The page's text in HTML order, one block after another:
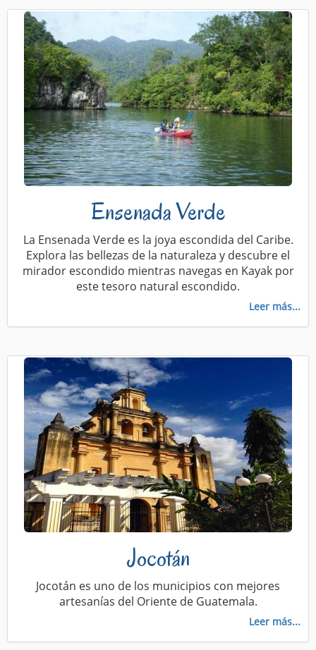
Ensenada Verde
La Ensenada Verde es la joya escondida del Caribe.
Explora las bellezas de la naturaleza y descubre el
mirador escondido mientras navegas en Kayak por
este tesoro natural escondido.
Leer más...
Jocotán
Jocotán es uno de los municipios con mejores
artesanías del Oriente de Guatemala.
Leer más...